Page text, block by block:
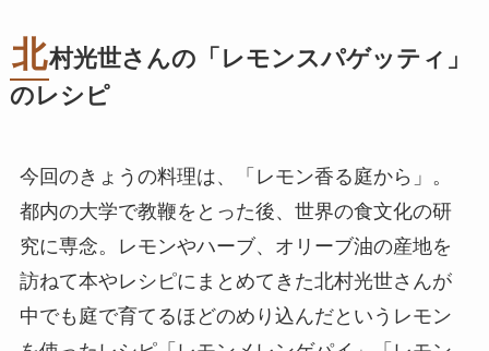
北村光世さんの「レモンスパゲッティ」
のレシピ
今回のきょうの料理は、「レモン香る庭から」。
都内の大学で教鞭をとった後、世界の食文化の研
究に専念。レモンやハーブ、オリーブ油の産地を
訪ねて本やレシピにまとめてきた北村光世さんが
中でも庭で育てるほどのめり込んだというレモン